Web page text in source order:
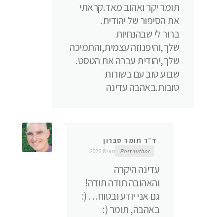
תומר יקר ואהוב מאד.קראתי
את הסיפור של יהודית.
ברור לי שבהנחיות
שלך,והיפנוזה עצמית,והתמיכה
שלך,יהודית עברה את הטסט.
שבוע טוב עם בשורות
טובות.באהבה עדינה
ד״ר תומר סברון
Post author מאי 8, 2023
עדינה היקרה
והאהובה תודה תודה!
גם אני יודע ובטוח… (:
באהבה, תומר (: